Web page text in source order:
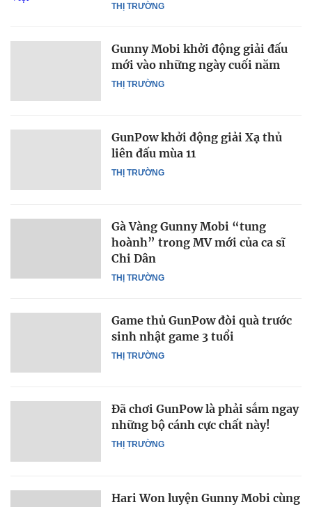
THỊ TRƯỜNG
THỊ TRƯỜNG
Gunny Mobi khởi động giải đấu
mới vào những ngày cuối năm
THỊ TRƯỜNG
GunPow khởi động giải Xạ thủ
liên đấu mùa 11
THỊ TRƯỜNG
Gà Vàng Gunny Mobi “tung
hoành” trong MV mới của ca sĩ
Chi Dân
THỊ TRƯỜNG
Game thủ GunPow đòi quà trước
sinh nhật game 3 tuổi
THỊ TRƯỜNG
Đã chơi GunPow là phải sắm ngay
những bộ cánh cực chất này!
Hari Won luyện Gunny Mobi cùng